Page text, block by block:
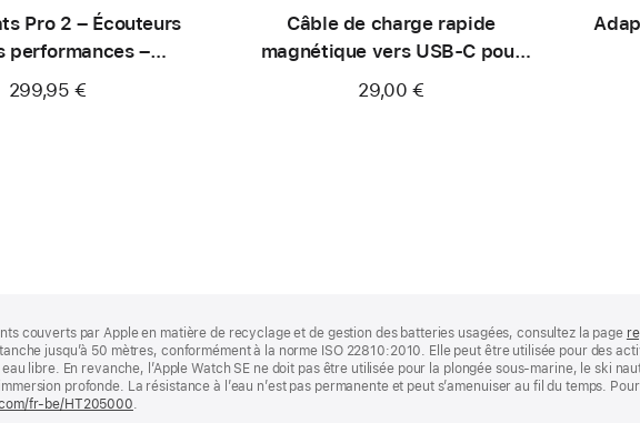
Pro 2 – Écouteurs
performances –
Obsidienne
299,95 €
Câble de charge rapide
magnétique vers USB‑C pour
Apple Watch (1 m)
29,00 €
couverts par Apple en matière de recyclage et de gestion des batteries usagées, consultez la page
jusqu’à 50 mètres, conformément à la norme ISO 22810:2010. Elle peut être utilisée pour des
libre. En revanche, l’Apple Watch SE ne doit pas être utilisée pour la plongée sous‑marine, le ski
profonde. La résistance à l’eau n’est pas permanente et peut s’amenuiser au fil du temps.
fr-be/HT205000.